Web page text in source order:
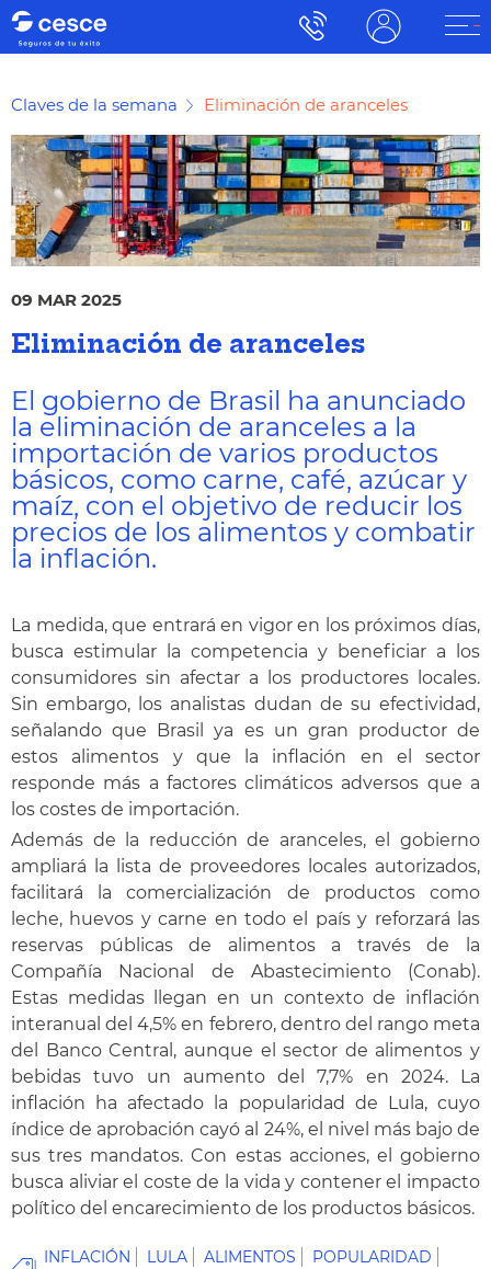
Claves de la semana Eliminación de aranceles
09 MAR 2025
Eliminación de aranceles
El gobierno de Brasil ha anunciado
la eliminación de aranceles a la
importación de varios productos
básicos, como carne, café, azúcar y
maíz, con el objetivo de reducir los
precios de los alimentos y combatir
la inflación.
La medida, que entrará en vigor en los próximos días,
busca estimular la competencia y beneficiar a los
consumidores sin afectar a los productores locales.
Sin embargo, los analistas dudan de su efectividad,
señalando que Brasil ya es un gran productor de
estos alimentos y que la inflación en el sector
responde más a factores climáticos adversos que a
los costes de importación.
Además de la reducción de aranceles, el gobierno
ampliará la lista de proveedores locales autorizados,
facilitará la comercialización de productos como
leche, huevos y carne en todo el país y reforzará las
reservas públicas de alimentos a través de la
Compañía Nacional de Abastecimiento (Conab).
Estas medidas llegan en un contexto de inflación
interanual del 4,5% en febrero, dentro del rango meta
del Banco Central, aunque el sector de alimentos y
bebidas tuvo un aumento del 7,7% en 2024. La
inflación ha afectado la popularidad de Lula, cuyo
índice de aprobación cayó al 24%, el nivel más bajo de
sus tres mandatos. Con estas acciones, el gobierno
busca aliviar el coste de la vida y contener el impacto
político del encarecimiento de los productos básicos.
INFLACIÓN LULA ALIMENTOS
POPULARIDAD